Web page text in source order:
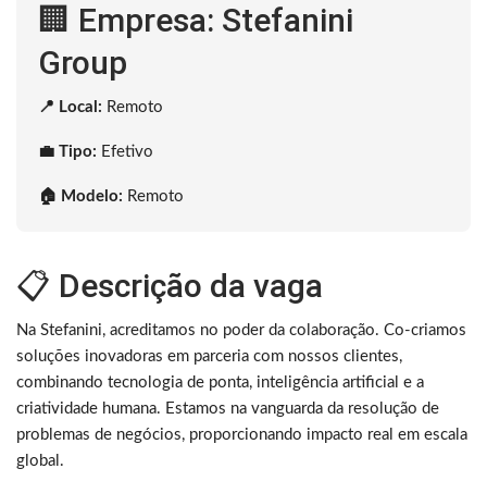
🏢 Empresa: Stefanini
Group
📍 Local: Remoto
💼 Tipo: Efetivo
🏠 Modelo: Remoto
📋 Descrição da vaga
Na Stefanini, acreditamos no poder da colaboração. Co-criamos
soluções inovadoras em parceria com nossos clientes,
combinando tecnologia de ponta, inteligência artificial e a
criatividade humana. Estamos na vanguarda da resolução de
problemas de negócios, proporcionando impacto real em escala
global.